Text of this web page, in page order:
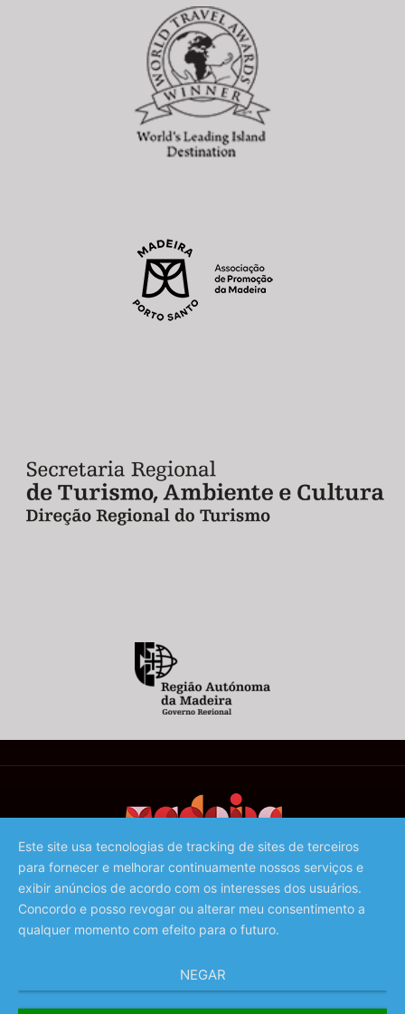
©️ 2023 - Associação de Promoção da Madeira
Este site usa tecnologias de tracking de sites de terceiros
para fornecer e melhorar continuamente nossos serviços e
exibir anúncios de acordo com os interesses dos usuários.
Concordo e posso revogar ou alterar meu consentimento a
qualquer momento com efeito para o futuro.
NEGAR